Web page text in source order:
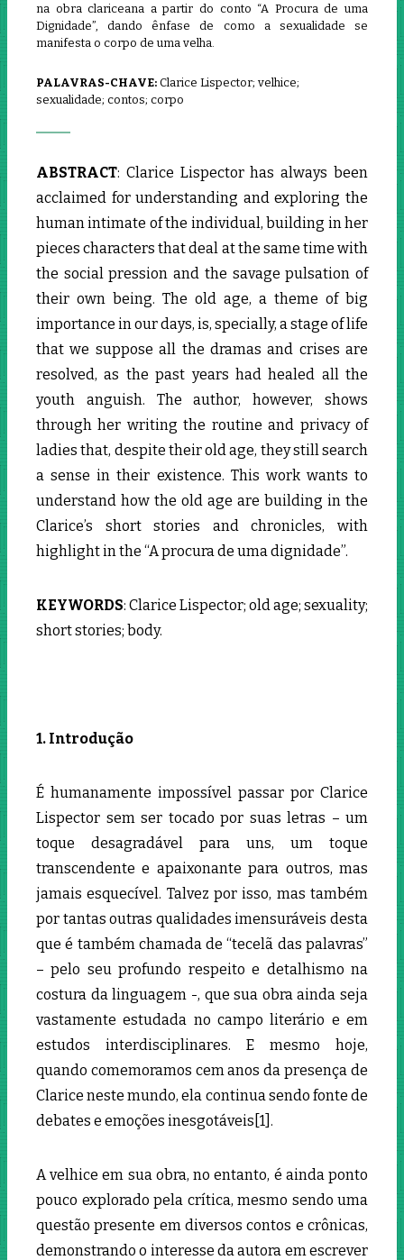
na obra clariceana a partir do conto “A Procura de uma
Dignidade”, dando ênfase de como a sexualidade se
manifesta o corpo de uma velha.
PALAVRAS-CHAVE: Clarice Lispector; velhice;
sexualidade; contos; corpo
ABSTRACT: Clarice Lispector has always been
acclaimed for understanding and exploring the
human intimate of the individual, building in her
pieces characters that deal at the same time with
the social pression and the savage pulsation of
their own being. The old age, a theme of big
importance in our days, is, specially, a stage of life
that we suppose all the dramas and crises are
resolved, as the past years had healed all the
youth anguish. The author, however, shows
through her writing the routine and privacy of
ladies that, despite their old age, they still search
a sense in their existence. This work wants to
understand how the old age are building in the
Clarice’s short stories and chronicles, with
highlight in the “A procura de uma dignidade”.
KEYWORDS: Clarice Lispector; old age; sexuality;
short stories; body.
1. Introdução
É humanamente impossível passar por Clarice
Lispector sem ser tocado por suas letras – um
toque desagradável para uns, um toque
transcendente e apaixonante para outros, mas
jamais esquecível. Talvez por isso, mas também
por tantas outras qualidades imensuráveis desta
que é também chamada de “tecelã das palavras”
– pelo seu profundo respeito e detalhismo na
costura da linguagem -, que sua obra ainda seja
vastamente estudada no campo literário e em
estudos interdisciplinares. E mesmo hoje,
quando comemoramos cem anos da presença de
Clarice neste mundo, ela continua sendo fonte de
debates e emoções inesgotáveis[1] .
A velhice em sua obra, no entanto, é ainda ponto
pouco explorado pela crítica, mesmo sendo uma
questão presente em diversos contos e crônicas,
demonstrando o interesse da autora em escrever